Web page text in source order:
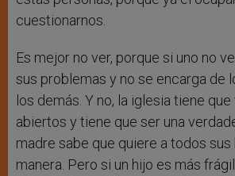
cuestionarnos.
Es mejor no ver, porque si uno no
sus problemas y no se encarga de
los demás. Y no, la iglesia tiene
abiertos y tiene que ser una
madre sabe que quiere a todos
manera. Pero si un hijo es más